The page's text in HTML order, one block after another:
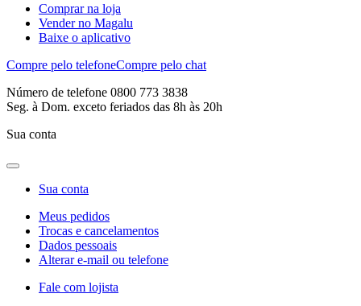
Comprar na loja
Vender no Magalu
Baixe o aplicativo
Compre pelo telefoneCompre pelo chat
Número de telefone 0800 773 3838
Seg. à Dom. exceto feriados das 8h às 20h
Sua conta
Sua conta
Meus pedidos
Trocas e cancelamentos
Dados pessoais
Alterar e-mail ou telefone
Fale com lojista